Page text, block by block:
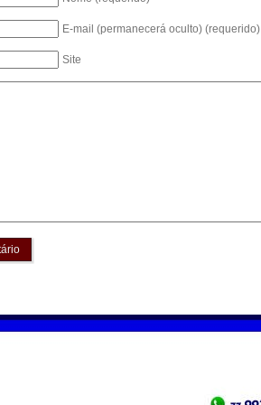
E-mail (permanecerá oculto) (requerido)
Site